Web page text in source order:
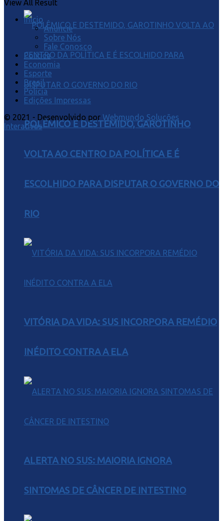
POLÊMICO E DESTEMIDO, GAROTINHO
VOLTA AO CENTRO DA POLÍTICA E É
ESCOLHIDO PARA DISPUTAR O GOVERNO DO
RIO
VITÓRIA DA VIDA: SUS INCORPORA REMÉDIO
INÉDITO CONTRA A ELA
ALERTA NO SUS: MAIORIA IGNORA
SINTOMAS DE CÂNCER DE INTESTINO
View All Result
Início
Anuncie
Sobre Nós
Fale Conosco
Política
Economia
Esporte
Brasil
Polícia
Edições Impressas
© 2021 - Desenvolvido por Webmundo Soluções
Interativas